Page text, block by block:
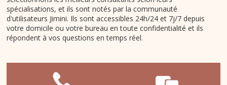
spécialisations, et ils sont notés par la communauté
d'utilisateurs Jimini. Ils sont accessibles 24h/24 et 7j/7 depuis
votre domicile ou votre bureau en toute confidentialité et ils
répondent à vos questions en temps réel.